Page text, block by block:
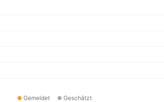
Gemeldet Geschätzt